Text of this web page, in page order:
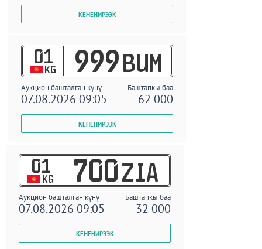
01
KG 999 BUM
Аукцион башталган күнү Баштапкы баа
07.08.2026 09:05 62 000
01
KG 700 ZIA
Аукцион башталган күнү Баштапкы баа
07.08.2026 09:05 32 000